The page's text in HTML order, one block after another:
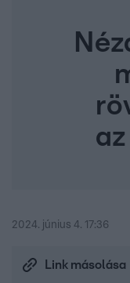
2024. június 4. 17:36
Link másolása